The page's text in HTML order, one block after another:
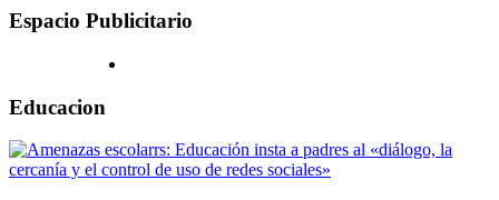
Espacio Publicitario
Educacion